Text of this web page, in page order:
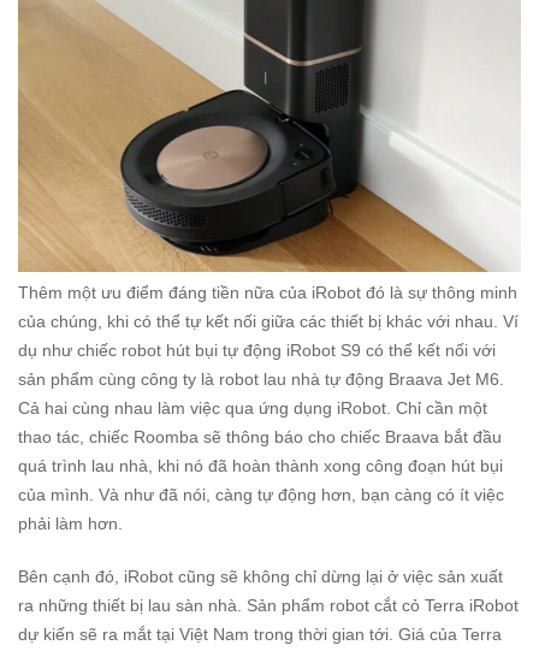
Thêm một ưu điểm đáng tiền nữa của iRobot đó là sự thông minh
của chúng, khi có thể tự kết nối giữa các thiết bị khác với nhau. Ví
dụ như chiếc robot hút bụi tự động iRobot S9 có thể kết nối với
sản phẩm cùng công ty là robot lau nhà tự động Braava Jet M6
Cả hai cùng nhau làm việc qua ứng dụng iRobot. Chỉ cần một
thao tác, chiếc Roomba sẽ thông báo cho chiếc Braava bắt đầu
quá trình lau nhà, khi nó đã hoàn thành xong công đoạn hút bụi
của mình. Và như đã nói, càng tự động hơn, bạn càng có ít việc
phải làm hơn.
Bên cạnh đó, iRobot cũng sẽ không chỉ dừng lại ở việc sản xuất
ra những thiết bị lau sàn nhà. Sản phẩm robot cắt cỏ Terra iRobot
dự kiến sẽ ra mắt tại Việt Nam trong thời gian tới. Giá của Terra